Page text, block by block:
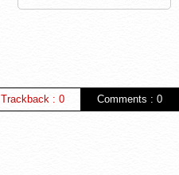
Comments : 0
Trackback : 0